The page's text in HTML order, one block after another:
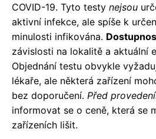
COVID-19. Tyto testy nejsou
aktivní infekce, ale spíše k
minulosti infikována.
závislosti na lokalitě a aktuální
Objednání testu obvykle
lékaře, ale některá zařízení
bez doporučení. Před
informovat se o ceně, která se
zařízeních lišit.